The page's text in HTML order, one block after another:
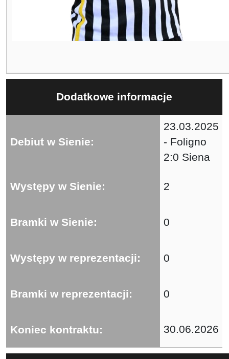
Dodatkowe informacje
Debiut w Sienie:
23.03.2025
- Foligno
2:0 Siena
Występy w Sienie: 2
Bramki w Sienie: 0
Występy w reprezentacji: 0
Bramki w reprezentacji: 0
Koniec kontraktu: 30.06.2026